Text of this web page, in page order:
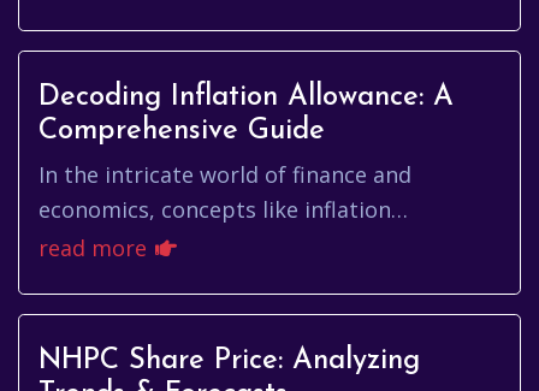
Decoding Inflation Allowance: A
Comprehensive Guide
In the intricate world of finance and
economics, concepts like inflation
allowance, often referred to as महंगाई भत्ता,
read more
NHPC Share Price: Analyzing